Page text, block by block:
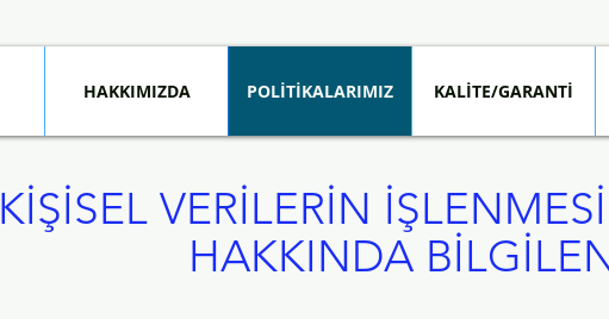
HAKKIMIZDA POLİTİKALARIMIZ KALİTE/GARANTİ
KİŞİSEL VERİLERİN
HAKKINDA